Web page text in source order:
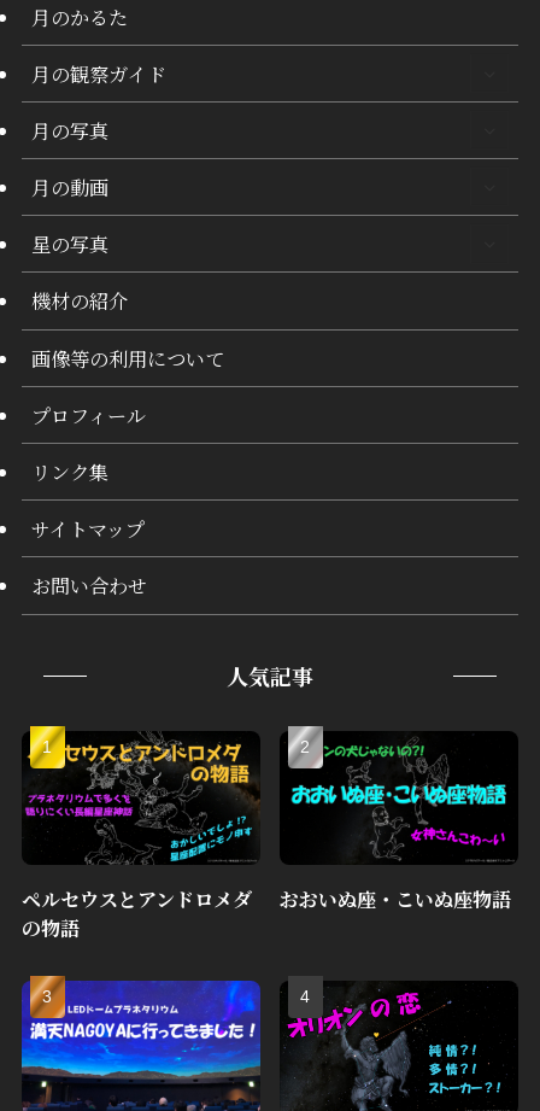
月のかるた
月の観察ガイド
月の写真
月の動画
星の写真
機材の紹介
画像等の利用について
プロフィール
リンク集
サイトマップ
お問い合わせ
人気記事
ペルセウスとアンドロメダ
の物語
おおいぬ座・こいぬ座物語